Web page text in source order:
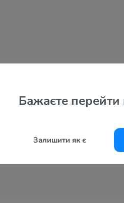
Бажаєте перейти
Залишити як є Все